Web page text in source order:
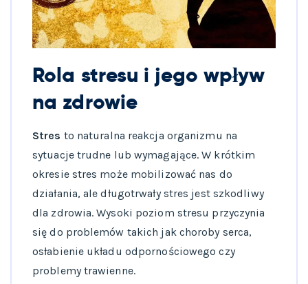
Rola stresu i jego wpływ
na zdrowie
Stres to naturalna reakcja organizmu na
sytuacje trudne lub wymagające. W krótkim
okresie stres może mobilizować nas do
działania, ale długotrwały stres jest szkodliwy
dla zdrowia. Wysoki poziom stresu przyczynia
się do problemów takich jak choroby serca,
osłabienie układu odpornościowego czy
problemy trawienne.